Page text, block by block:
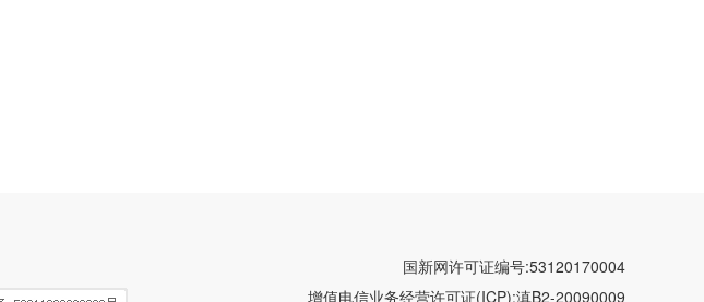
国新网许可证编号:53120170004
增值电信业务经营许可证(ICP):滇B2-20090009